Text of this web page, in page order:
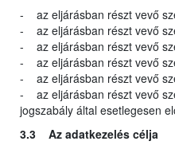
- az eljárásban részt vevő
- az eljárásban részt vevő
- az eljárásban részt vevő
- az eljárásban részt vevő
- az eljárásban részt vevő
- az eljárásban részt vevő
jogszabály által esetlegesen
3.3 Az adatkezelés célja